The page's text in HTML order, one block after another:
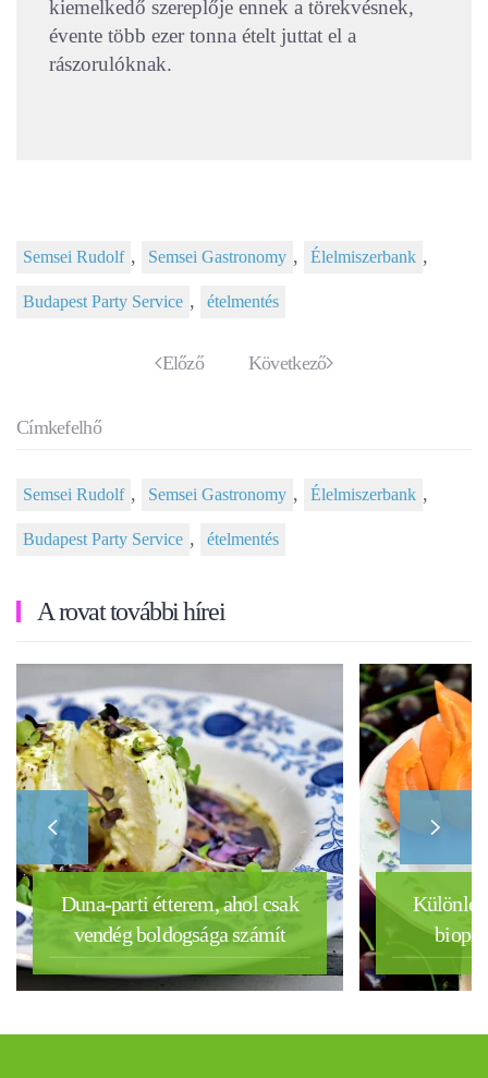
kiemelkedő szereplője ennek a törekvésnek,
évente több ezer tonna ételt juttat el a
rászorulóknak.
Semsei Rudolf , Semsei Gastronomy , Élelmiszerbank ,
Budapest Party Service , ételmentés
Előző Következő
Címkefelhő
Semsei Rudolf , Semsei Gastronomy , Élelmiszerbank ,
Budapest Party Service , ételmentés
A rovat további hírei
Duna-parti étterem, ahol csak
vendég boldogsága számít